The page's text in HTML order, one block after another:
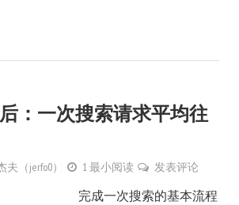
：一次搜索请求平均往
夫（jerfo0） 1 最小阅读 发表评论
搜索的基本流程